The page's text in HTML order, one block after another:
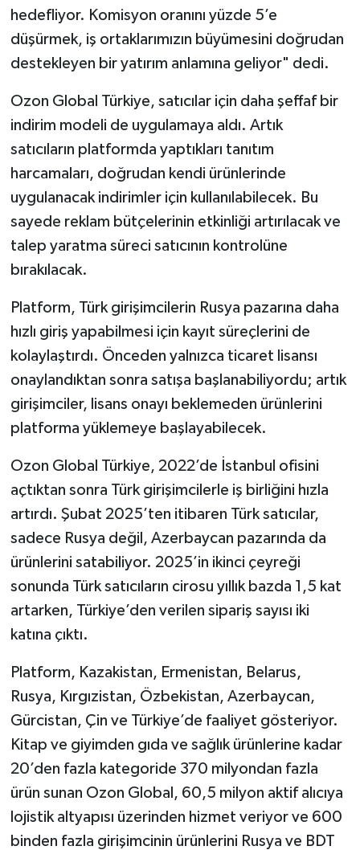
hedefliyor. Komisyon oranını yüzde 5’e
düşürmek, iş ortaklarımızın büyümesini doğrudan
destekleyen bir yatırım anlamına geliyor" dedi.
Ozon Global Türkiye, satıcılar için daha şeffaf bir
indirim modeli de uygulamaya aldı. Artık
satıcıların platformda yaptıkları tanıtım
harcamaları, doğrudan kendi ürünlerinde
uygulanacak indirimler için kullanılabilecek. Bu
sayede reklam bütçelerinin etkinliği artırılacak ve
talep yaratma süreci satıcının kontrolüne
bırakılacak.
Platform, Türk girişimcilerin Rusya pazarına daha
hızlı giriş yapabilmesi için kayıt süreçlerini de
kolaylaştırdı. Önceden yalnızca ticaret lisansı
onaylandıktan sonra satışa başlanabiliyordu; artık
girişimciler, lisans onayı beklemeden ürünlerini
platforma yüklemeye başlayabilecek.
Ozon Global Türkiye, 2022’de İstanbul ofisini
açtıktan sonra Türk girişimcilerle iş birliğini hızla
artırdı. Şubat 2025’ten itibaren Türk satıcılar,
sadece Rusya değil, Azerbaycan pazarında da
ürünlerini satabiliyor. 2025’in ikinci çeyreği
sonunda Türk satıcıların cirosu yıllık bazda 1,5 kat
artarken, Türkiye’den verilen sipariş sayısı iki
katına çıktı.
Platform, Kazakistan, Ermenistan, Belarus,
Rusya, Kırgızistan, Özbekistan, Azerbaycan,
Gürcistan, Çin ve Türkiye’de faaliyet gösteriyor.
Kitap ve giyimden gıda ve sağlık ürünlerine kadar
20’den fazla kategoride 370 milyondan fazla
ürün sunan Ozon Global, 60,5 milyon aktif alıcıya
lojistik altyapısı üzerinden hizmet veriyor ve 600
binden fazla girişimcinin ürünlerini Rusya ve BDT